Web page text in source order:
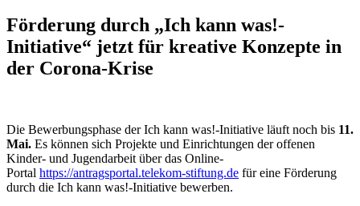
Förderung durch „Ich kann was!-
Initiative“ jetzt für kreative Konzepte in
der Corona-Krise
Die Bewerbungsphase der Ich kann was!-Initiative läuft noch bis 11.
Mai. Es können sich Projekte und Einrichtungen der offenen
Kinder- und Jugendarbeit über das Online-
Portal https://antragsportal.telekom-stiftung.de für eine Förderung
durch die Ich kann was!-Initiative bewerben.